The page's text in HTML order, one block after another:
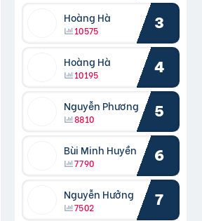
Hoàng Hà
10575 3
Hoàng Hà
10195 4
Nguyễn Phương
8810 5
Bùi Minh Huyền
7790 6
Nguyễn Hưởng
7502 7